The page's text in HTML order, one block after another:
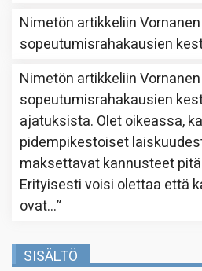
Nimetön artikkeliin
sopeutumisrahakausien
Nimetön artikkeliin
sopeutumisrahakausien
ajatuksista. Olet oikeassa,
pidempikestoiset
maksettavat kannusteet
Erityisesti voisi olettaa että
ovat…”
SISÄLTÖ